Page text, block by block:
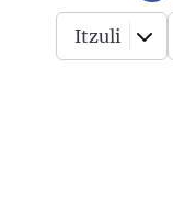
Itzuli